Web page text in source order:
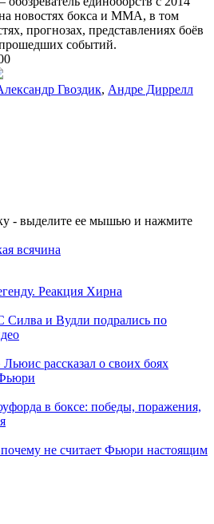
новостях бокса и ММА, в том
прогнозах, представлениях боёв
событий.
Гвоздик, Андре Диррелл
- выделите ее мышью и нажмите
всячина
Реакция Хирна
Силва и Вудли подрались по
рассказал о своих боях
в боксе: победы, поражения,
не считает Фьюри настоящим